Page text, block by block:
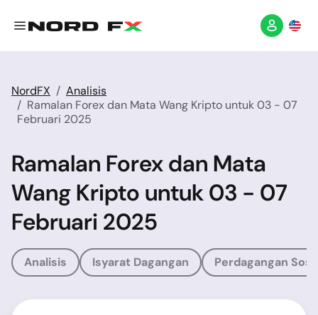
NordFX
Analisis
Ramalan Forex dan Mata Wang Kripto untuk 03 - 07
Februari 2025
Ramalan Forex dan Mata
Wang Kripto untuk 03 - 07
Februari 2025
Analisis Isyarat Dagangan Perdagangan